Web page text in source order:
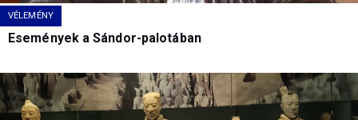
VÉLEMÉNY
Események a Sándor-palotában